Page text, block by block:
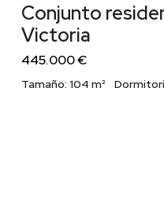
Conjunto
Victoria
445.000 €
Tamaño: 104 m²